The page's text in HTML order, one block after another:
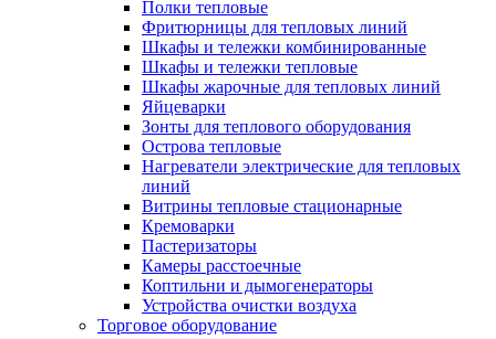
Полки тепловые
Фритюрницы для тепловых линий
Шкафы и тележки комбинированные
Шкафы и тележки тепловые
Шкафы жарочные для тепловых линий
Яйцеварки
Зонты для теплового оборудования
Острова тепловые
Нагреватели электрические для тепловых
линий
Витрины тепловые стационарные
Кремоварки
Пастеризаторы
Камеры расстоечные
Коптильни и дымогенераторы
Устройства очистки воздуха
Торговое оборудование